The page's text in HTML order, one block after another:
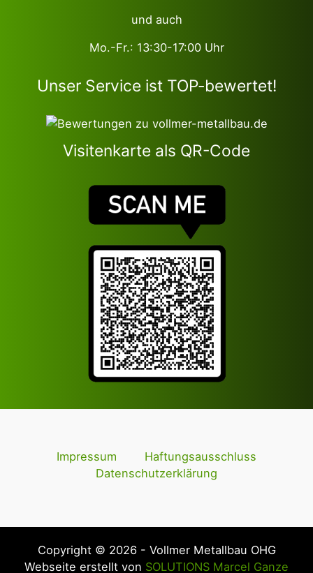
und auch
Mo.-Fr.: 13:30-17:00 Uhr
Unser Service ist TOP-bewertet!
Visitenkarte als QR-Code
Impressum
Haftungsausschluss
Datenschutzerklärung
Copyright © 2026 - Vollmer Metallbau OHG
Webseite erstellt von SOLUTIONS Marcel Ganze